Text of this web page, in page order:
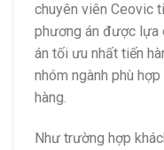
chuyên viên Ceovic
phương án được lựa
án tối ưu nhất tiến
nhóm ngành phù
hàng.
Như trường hợp